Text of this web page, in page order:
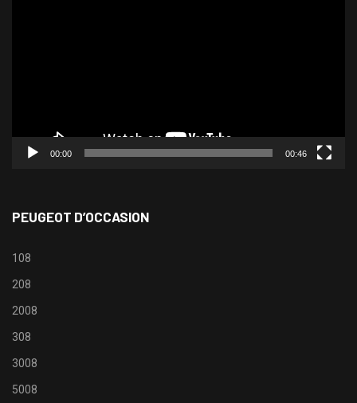
00:00 00:46
PEUGEOT D’OCCASION
108
208
2008
308
3008
5008